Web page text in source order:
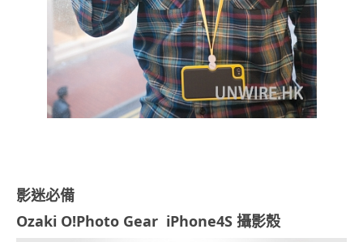
影迷必備
Ozaki O!Photo Gear iPhone4S 攝影殼